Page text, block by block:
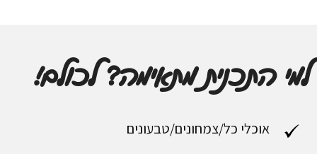
למי התכנית מתאימה? לכולם!
אוכלי כל/צמחונים/טבעונים